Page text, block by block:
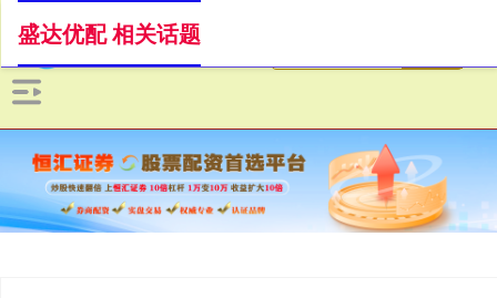
盛达优配 相关话题